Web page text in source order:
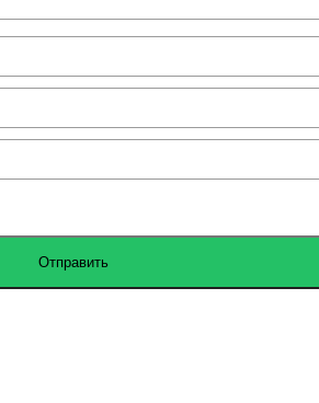
Отправить